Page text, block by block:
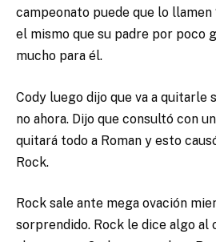
campeonato puede que lo llamen
el mismo que su padre por poco
mucho para él.
Cody luego dijo que va a quitarle
no ahora. Dijo que consultó con
quitará todo a Roman y esto
Rock.
Rock sale ante mega ovación
sorprendido. Rock le dice algo al